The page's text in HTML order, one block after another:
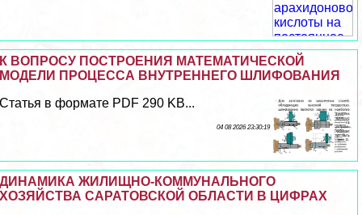
К ВОПРОСУ ПОСТРОЕНИЯ МАТЕМАТИЧЕСКОЙ
МОДЕЛИ ПРОЦЕССА ВНУТРЕННЕГО ШЛИФОВАНИЯ
Статья в формате PDF 290 KB...
04 08 2026 23:30:19
ДИНАМИКА ЖИЛИЩНО-КОММУНАЛЬНОГО
ХОЗЯЙСТВА САРАТОВСКОЙ ОБЛАСТИ В ЦИФРАХ